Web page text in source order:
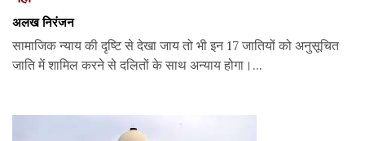
अलख निरंजन
सामाजिक न्याय की दृष्टि से देखा जाय तो भी इन 17 जातियों को अनुसूचित
जाति में शामिल करने से दलितों के साथ अन्याय होगा।...